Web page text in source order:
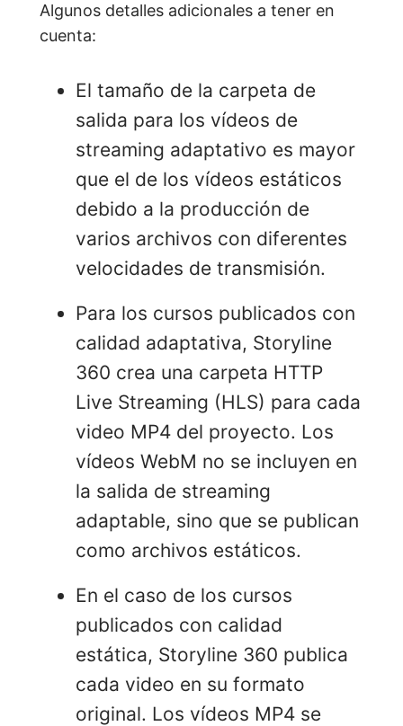
Algunos detalles adicionales a tener en
cuenta:
El tamaño de la carpeta de
salida para los vídeos de
streaming adaptativo es mayor
que el de los vídeos estáticos
debido a la producción de
varios archivos con diferentes
velocidades de transmisión.
Para los cursos publicados con
calidad adaptativa, Storyline
360 crea una carpeta HTTP
Live Streaming (HLS) para cada
video MP4 del proyecto. Los
vídeos WebM no se incluyen en
la salida de streaming
adaptable, sino que se publican
como archivos estáticos.
En el caso de los cursos
publicados con calidad
estática, Storyline 360 publica
cada video en su formato
original. Los vídeos MP4 se